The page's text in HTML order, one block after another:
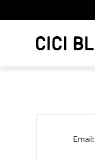
Email: